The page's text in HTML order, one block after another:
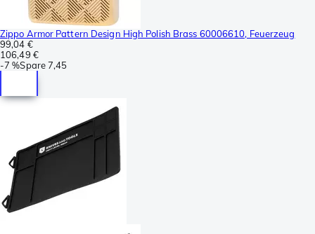
Zippo Armor Pattern Design High Polish Brass 60006610, Feuerzeug
99,04 €
106,49 €
-7 %Spare7,45